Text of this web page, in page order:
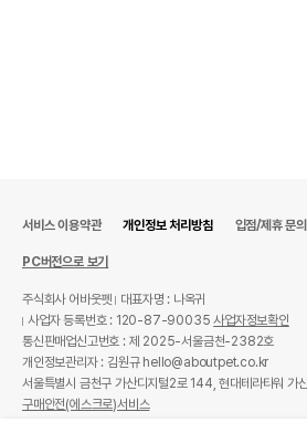
또는 소비자상담 관련
상품상세설명 참조
유통기한
이후인 상품이 출고
단, 상품명에 유통
유통기한을 따릅니
서비스 이용약관 개인정보 처리방침 입점/제휴 문의
PC버전으로 보기
주식회사 어바웃펫
대표자명 : 나옥귀
사업자 등록번호 : 120-87-90035사업자정보확인
통신판매업신고번호 : 제 2025-서울금천-2382호
개인정보관리자 : 김원규 hello@aboutpet.co.kr
서울특별시 금천구 가산디지털2로 144, 현대테라타워
구매안전(에스크로)서비스